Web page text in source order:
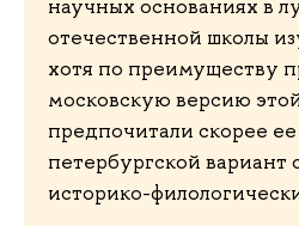
научных основаниях в
отечественной школы
хотя по преимуществу
московскую версию
предпочитали скорее
петербургской
историко-